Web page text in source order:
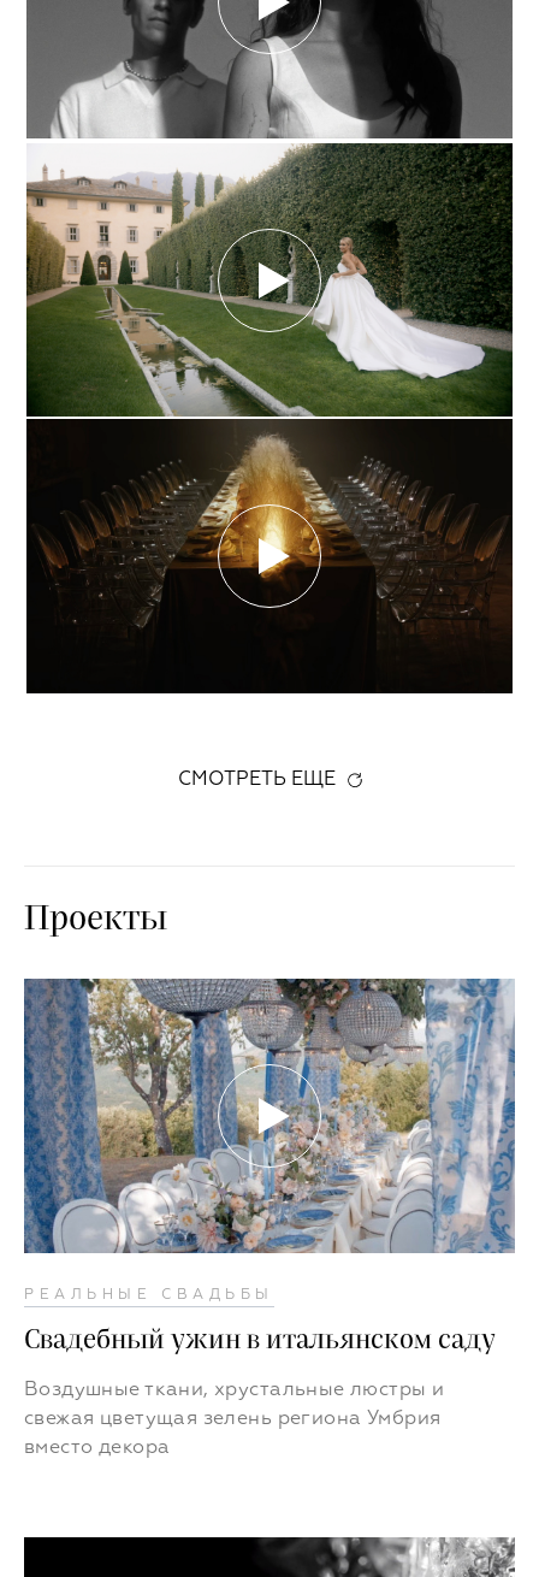
СМОТРЕТЬ ЕЩЕ
Проекты
РЕАЛЬНЫЕ СВАДЬБЫ
Свадебный ужин в итальянском саду
Воздушные ткани, хрустальные люстры и
свежая цветущая зелень региона Умбрия
вместо декора